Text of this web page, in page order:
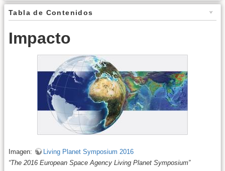
Tabla de Contenidos
Impacto
Imagen:
Living Planet Symposium 2016
“The 2016 European Space Agency Living Planet Symposium”